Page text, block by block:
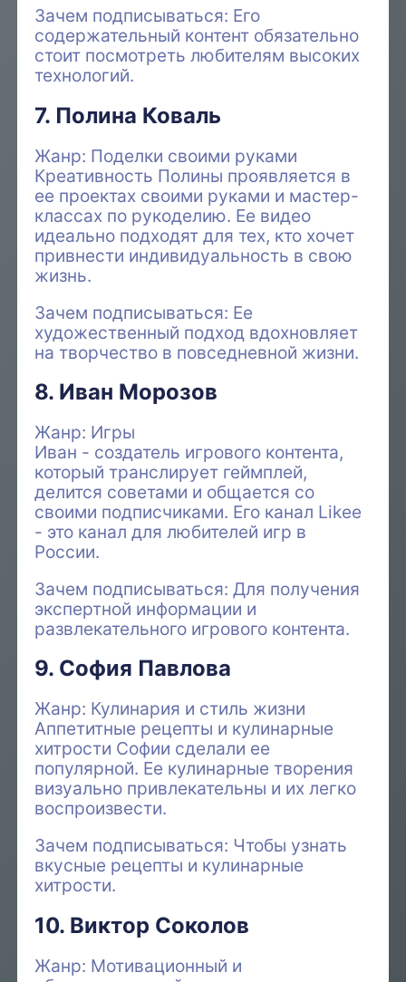
Зачем подписываться: Его
содержательный контент обязательно
стоит посмотреть любителям высоких
технологий.
7. Полина Коваль
Жанр: Поделки своими руками
Креативность Полины проявляется в
ее проектах своими руками и мастер-
классах по рукоделию. Ее видео
идеально подходят для тех, кто хочет
привнести индивидуальность в свою
жизнь.
Зачем подписываться: Ее
художественный подход вдохновляет
на творчество в повседневной жизни.
8. Иван Морозов
Жанр: Игры
Иван - создатель игрового контента,
который транслирует геймплей,
делится советами и общается со
своими подписчиками. Его канал Likee
- это канал для любителей игр в
России.
Зачем подписываться: Для получения
экспертной информации и
развлекательного игрового контента.
9. София Павлова
Жанр: Кулинария и стиль жизни
Аппетитные рецепты и кулинарные
хитрости Софии сделали ее
популярной. Ее кулинарные творения
визуально привлекательны и их легко
воспроизвести.
Зачем подписываться: Чтобы узнать
вкусные рецепты и кулинарные
хитрости.
10. Виктор Соколов
Жанр: Мотивационный и